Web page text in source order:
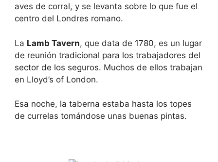
aves de corral, y se levanta sobre lo que fue el
centro del Londres romano.
La Lamb Tavern, que data de 1780, es un lugar
de reunión tradicional para los trabajadores del
sector de los seguros. Muchos de ellos trabajan
en Lloyd’s of London.
Esa noche, la taberna estaba hasta los topes
de currelas tomándose unas buenas pintas.